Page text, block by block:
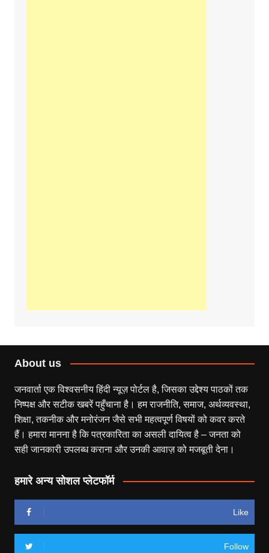
About us
जनवार्ता एक विश्वसनीय हिंदी न्यूज़ पोर्टल है, जिसका उद्देश्य पाठकों तक
निष्पक्ष और सटीक खबरें पहुँचाना है। हम राजनीति, समाज, अर्थव्यवस्था,
शिक्षा, तकनीक और मनोरंजन जैसे सभी महत्वपूर्ण विषयों को कवर करते
हैं। हमारा मानना है कि पत्रकारिता का असली दायित्व है – जनता को
सही जानकारी उपलब्ध कराना और उनकी आवाज़ को मजबूती देना।
हमारे अन्य सोशल प्लेटफॉर्म
Like
Follow